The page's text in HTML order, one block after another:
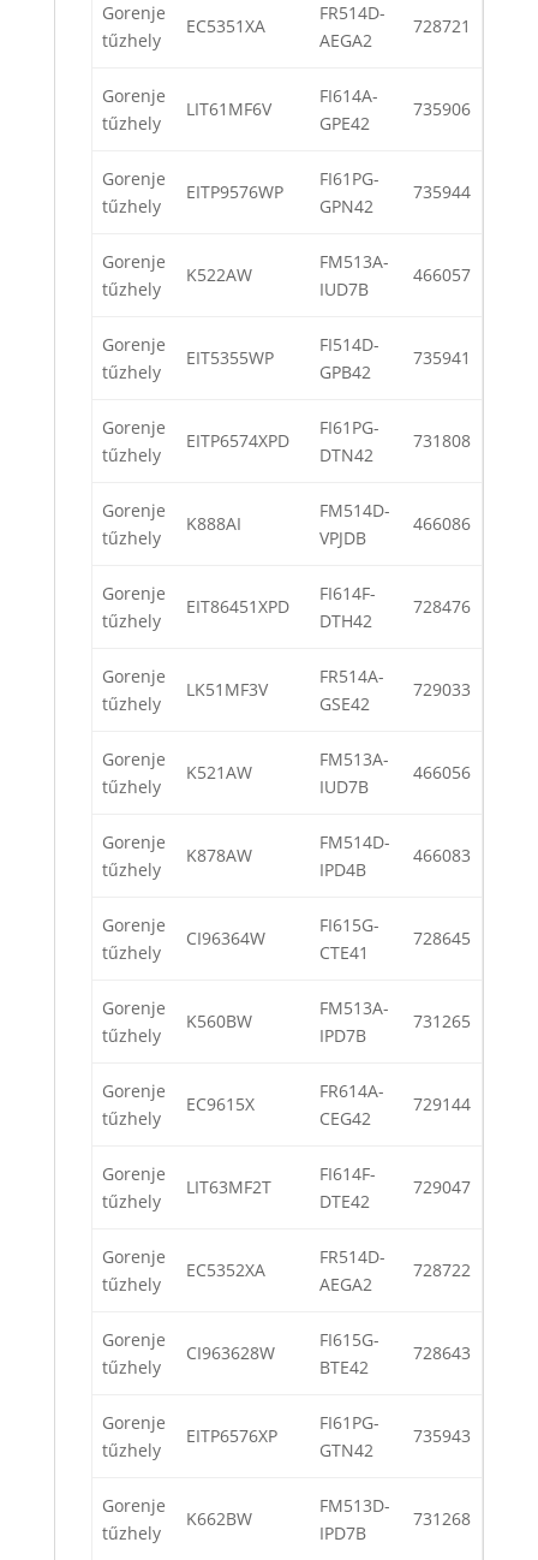
Gorenje
tűzhely
EC5351XA
FR514D-
AEGA2
728721
Gorenje
tűzhely
LIT61MF6V
FI614A-
GPE42
735906
Gorenje
tűzhely
EITP9576WP
FI61PG-
GPN42
735944
Gorenje
tűzhely
K522AW
FM513A-
IUD7B
466057
Gorenje
tűzhely
EIT5355WP
FI514D-
GPB42
735941
Gorenje
tűzhely
EITP6574XPD
FI61PG-
DTN42
731808
Gorenje
tűzhely
K888AI
FM514D-
VPJDB
466086
Gorenje
tűzhely
EIT86451XPD
FI614F-
DTH42
728476
Gorenje
tűzhely
LK51MF3V
FR514A-
GSE42
729033
Gorenje
tűzhely
K521AW
FM513A-
IUD7B
466056
Gorenje
tűzhely
K878AW
FM514D-
IPD4B
466083
Gorenje
tűzhely
CI96364W
FI615G-
CTE41
728645
Gorenje
tűzhely
K560BW
FM513A-
IPD7B
731265
Gorenje
tűzhely
EC9615X
FR614A-
CEG42
729144
Gorenje
tűzhely
LIT63MF2T
FI614F-
DTE42
729047
Gorenje
tűzhely
EC5352XA
FR514D-
AEGA2
728722
Gorenje
tűzhely
CI963628W
FI615G-
BTE42
728643
Gorenje
tűzhely
EITP6576XP
FI61PG-
GTN42
735943
Gorenje
tűzhely
K662BW
FM513D-
IPD7B
731268